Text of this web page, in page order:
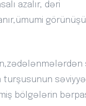
azalır, dəri
bölgələrin